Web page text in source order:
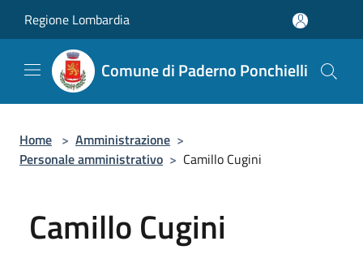
Regione Lombardia
Comune di Paderno Ponchielli
Home > Amministrazione >
Personale amministrativo > Camillo Cugini
Camillo Cugini